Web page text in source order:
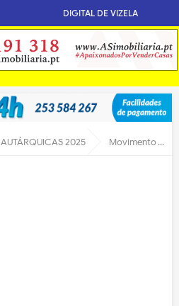
DIGITAL DE VIZELA
AUTÁRQUICAS 2025 Movimento Vizela Sempre lança hino